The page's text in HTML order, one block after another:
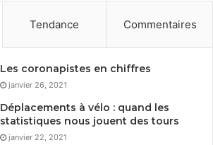
Tendance Commentaires
Les coronapistes en chiffres
janvier 26, 2021
Déplacements à vélo : quand les
statistiques nous jouent des tours
janvier 22, 2021